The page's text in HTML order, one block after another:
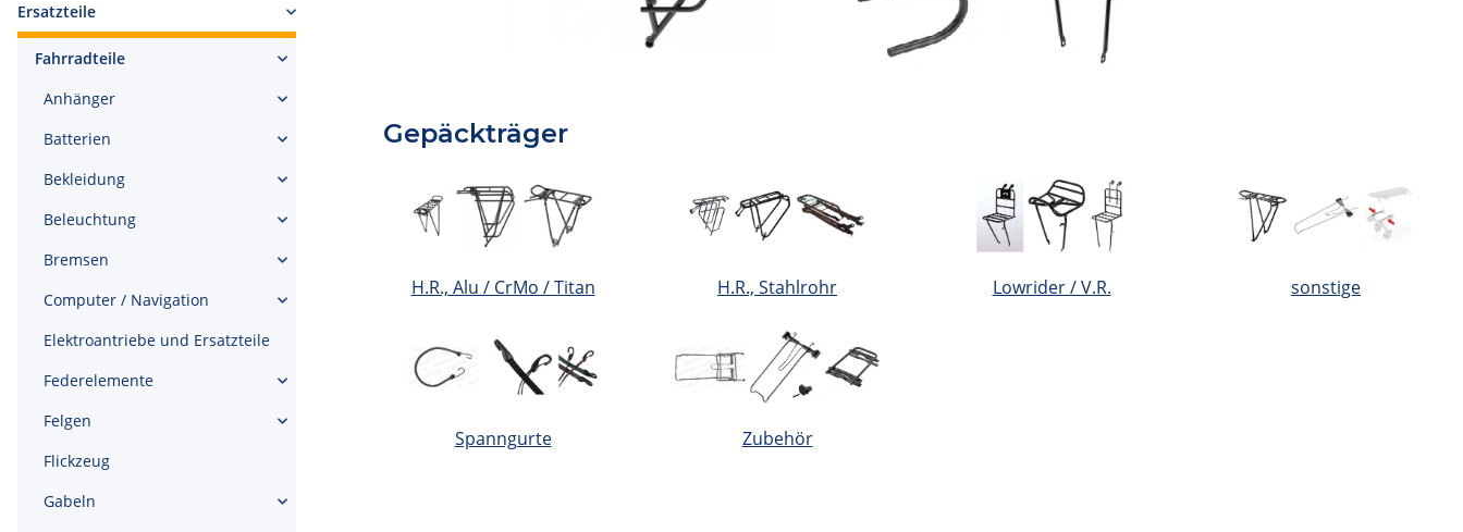
Gepäckträger
H.R., Alu / CrMo / Titan H.R., Stahlrohr Lowrider / V.R. sonstige
Spanngurte Zubehör
Ersatzteile
Fahrradteile
Anhänger
Batterien
Bekleidung
Beleuchtung
Bremsen
Computer / Navigation
Elektroantriebe und Ersatzteile
Federelemente
Felgen
Flickzeug
Gabeln